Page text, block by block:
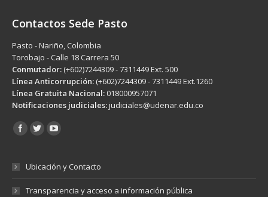
Contactos Sede Pasto
Pasto - Nariño, Colombia
Torobajo - Calle 18 Carrera 50
Conmutador: (+602)7244309 - 7311449 Ext. 500
Línea Anticorrupción: (+602)7244309 - 7311449 Ext.1260
Línea Gratuita Nacional: 018000957071
Notificaciones judiciales:judiciales@udenar.edu.co
Encuéntranos en:
Ubicación y Contacto
Transparencia y acceso a información pública